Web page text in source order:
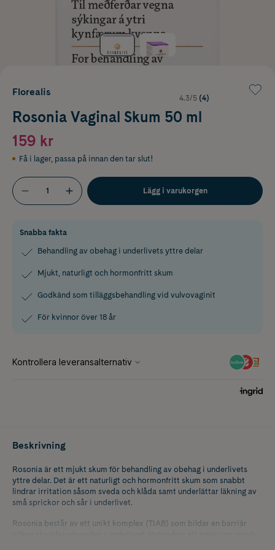
Florealis
4.3/5 (4)
Rosonia Vaginal Skum 50 ml
159 kr
Få i lager, passa på innan den tar slut!
Lägg i varukorgen
Snabba fakta
Behandling av obehag i underlivets yttre delar
Mjukt, naturligt och hormonfritt skum
Godkänd som tilläggsbehandling vid vulvovaginit
För kvinnor över 18 år
Beskrivning
Rosonia är ett mjukt skum för behandling av obehag i underlivets
yttre delar. Det är ett naturligt och hormonfritt skum som snabbt
lindrar irritation såsom sveda och klåda samt underlättar läkning av
små sprickor och sår i underlivet.
Rosonia består av ett unikt komplex (TIAB) som bildar en barriär